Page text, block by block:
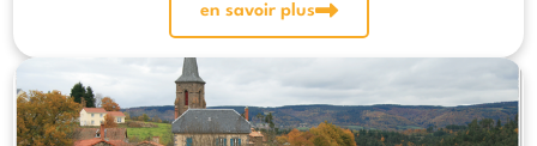
en savoir plus